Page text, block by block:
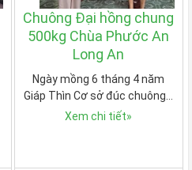
Chuông Đại hồng chung
500kg Chùa Phước An
Long An
Ngày mồng 6 tháng 4 năm
Giáp Thìn Cơ sở đúc chuông…
Xem chi tiết»